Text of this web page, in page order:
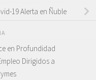
19 Alerta en Ñuble
en Profundidad
Dirigidos a